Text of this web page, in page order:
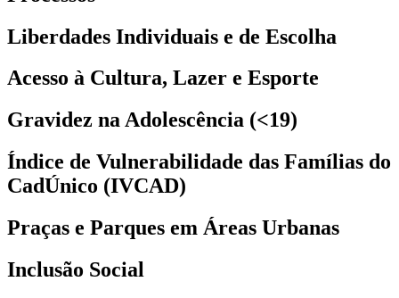
Liberdades Individuais e de Escolha
Acesso à Cultura, Lazer e Esporte
Gravidez na Adolescência (<19)
Índice de Vulnerabilidade das Famílias do
CadÚnico (IVCAD)
Praças e Parques em Áreas Urbanas
Inclusão Social